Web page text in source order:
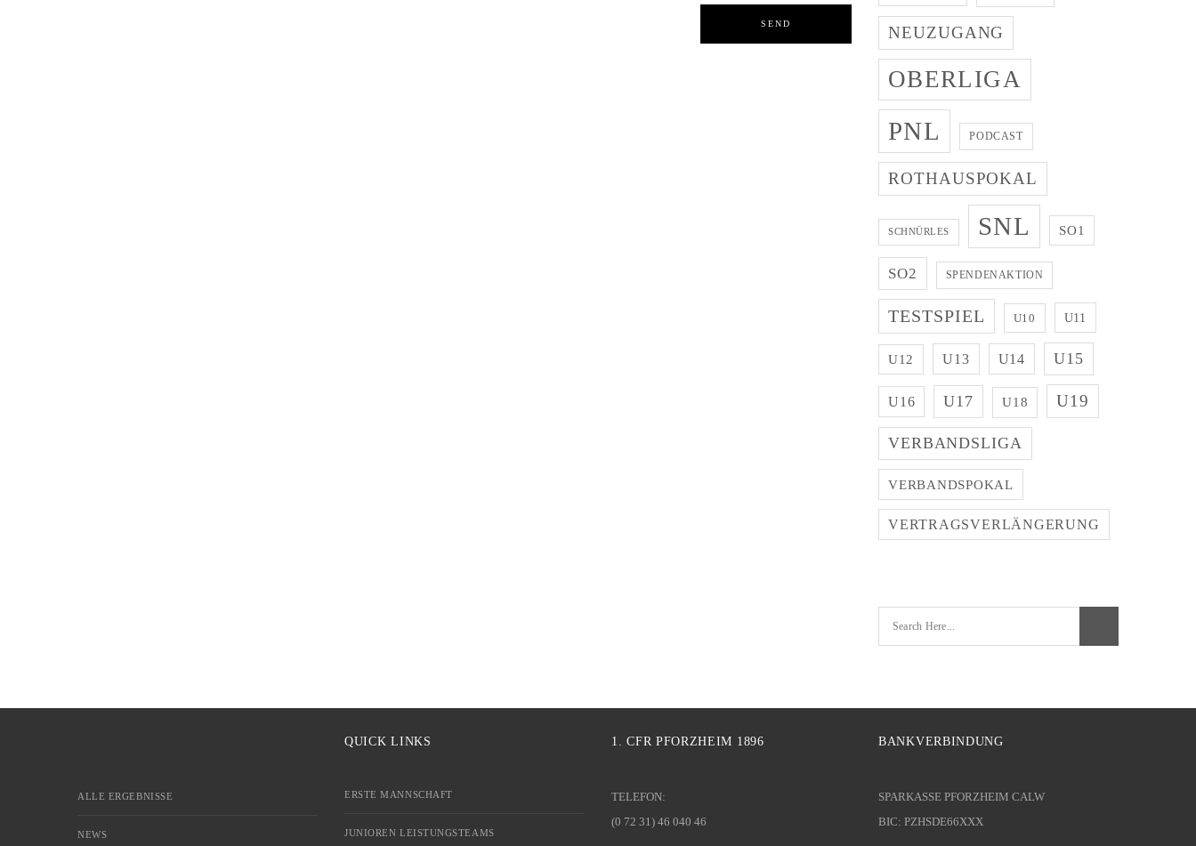
NEUZUGANG
OBERLIGA
PNL PODCAST
ROTHAUSPOKAL
SCHNÜRLES SNL SO1
SO2 SPENDENAKTION
TESTSPIEL U10 U11
U12 U13 U14 U15
U16 U17 U18 U19
VERBANDSLIGA
VERBANDSPOKAL
VERTRAGSVERLÄNGERUNG
ALLE ERGEBNISSE
NEWS
QUICK LINKS
ERSTE MANNSCHAFT
JUNIOREN LEISTUNGSTEAMS
1. CFR PFORZHEIM 1896
TELEFON:
(0 72 31) 46 040 46
BANKVERBINDUNG
SPARKASSE PFORZHEIM CALW
BIC: PZHSDE66XXX